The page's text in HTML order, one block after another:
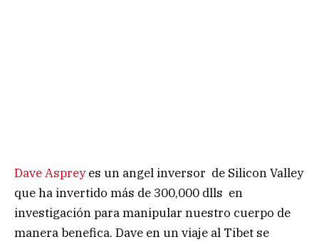
Dave Aspreyes un angel inversor de Silicon Valley
que ha invertido más de 300,000 dlls en
investigación para manipular nuestro cuerpo de
manera benefica. Dave en un viaje al Tibet se